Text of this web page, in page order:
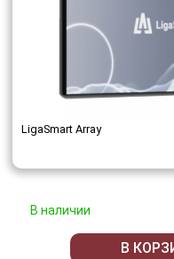
LigaSmart Array
В наличии
В